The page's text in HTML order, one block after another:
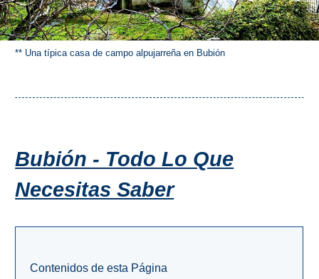
QUÉ
Museos
** Una típica casa de campo alpujarreña en Bubión
Bubión - Todo Lo Que
Necesitas Saber
Contenidos de esta Página